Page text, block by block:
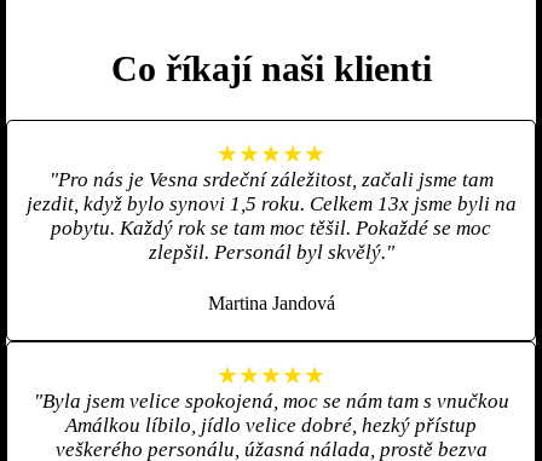
Co říkají naši klienti
★★★★★
"Pro nás je Vesna srdeční záležitost, začali jsme tam
jezdit, když bylo synovi 1,5 roku. Celkem 13x jsme byli na
pobytu. Každý rok se tam moc těšil. Pokaždé se moc
zlepšil. Personál byl skvělý."
Martina Jandová
★★★★★
"Byla jsem velice spokojená, moc se nám tam s vnučkou
Amálkou líbilo, jídlo velice dobré, hezký přístup
veškerého personálu, úžasná nálada, prostě bezva